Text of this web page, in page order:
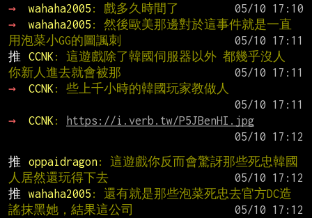
→
wahaha2005 : 戲多久時間了
→
wahaha2005 : 然後歐美那邊對於這事件就是一直
用泡菜小GG的圖諷刺
推
CCNK : 這遊戲除了韓國伺服器以外 都幾乎沒人
你新人進去就會被那
→
CCNK : 些上千小時的韓國玩家教做人
→
CCNK :
https://i.verb.tw/P5JBenHI.jpg
推
oppaidragon: 這遊戲你反而會驚訝那些死忠韓國
人居然還玩得下去
推
wahaha2005 : 還有就是那些泡菜死忠去官方DC造
謠抹黑她，結果這公司